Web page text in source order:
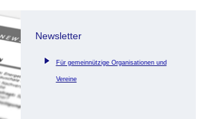
Newsletter
Für gemeinnützige Organisationen und
Vereine